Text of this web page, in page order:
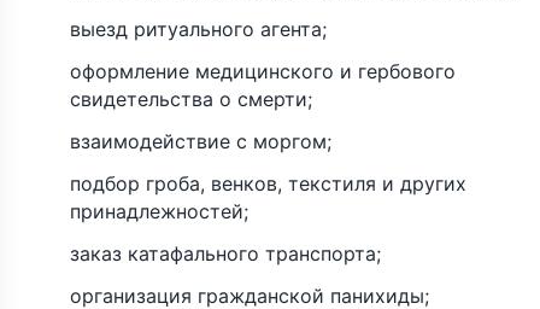
выезд ритуального агента;
оформление медицинского и гербового
свидетельства о смерти;
взаимодействие с моргом;
подбор гроба, венков, текстиля и других
принадлежностей;
заказ катафального транспорта;
организация гражданской панихиды;